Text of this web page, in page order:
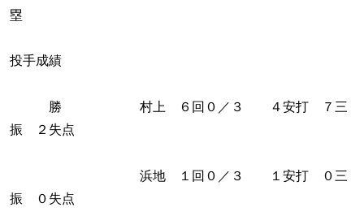
塁
投手成績
勝 村上 ６回０／３ ４安打 ７三
振 ２失点
浜地 １回０／３ １安打 ０三
振 ０失点